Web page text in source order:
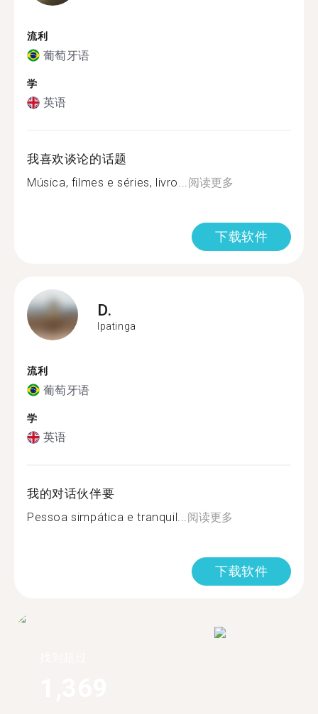
流利
葡萄牙语
学
英语
我喜欢谈论的话题
Música, filmes e séries, livro...阅读更多
下载软件
D.
Ipatinga
流利
葡萄牙语
学
英语
我的对话伙伴要
Pessoa simpática e tranquil...阅读更多
下载软件